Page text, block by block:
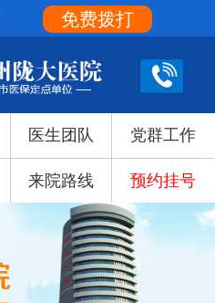
医生团队 党群工作
来院路线 预约挂号
免费拨打